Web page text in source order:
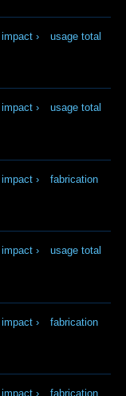
impact ›
usage total
impact ›
usage total
impact ›
fabrication
impact ›
usage total
impact ›
fabrication
impact › fabrication